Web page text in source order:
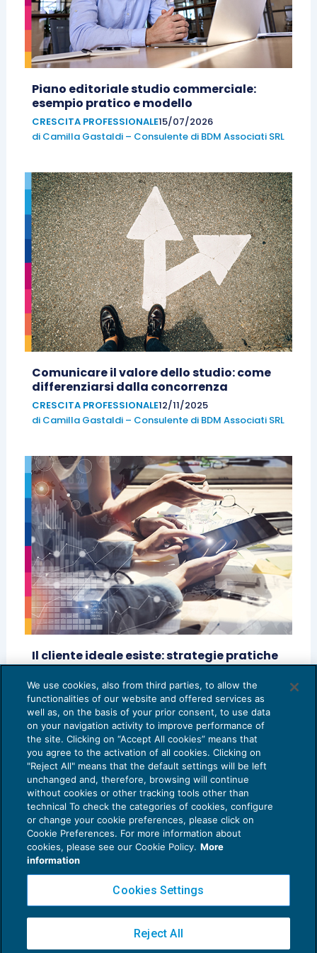
Piano editoriale studio commerciale:
esempio pratico e modello
CRESCITA PROFESSIONALE15/07/2026
di Camilla Gastaldi – Consulente di BDM Associati SRL
Comunicare il valore dello studio: come
differenziarsi dalla concorrenza
CRESCITA PROFESSIONALE12/11/2025
di Camilla Gastaldi – Consulente di BDM Associati SRL
Il cliente ideale esiste: strategie pratiche
per trovarlo e fidelizzarlo
CRESCITA PROFESSIONALE09/06/2025
diCamilla Gastaldi – Consulente di BDM Associati SRL
Privacy Policy
Cookie Policy
Copyright 2016 ©Gruppo Euroconference S.p.A.v2.32.4
Piazza Luigi Einaudi, 10N01 - 20124 Milano - info@ecnews.it
We use cookies, also from third parties, to allow the
functionalities of our website and offered services as
well as, on the basis of your prior consent, to use data
on your navigation activity to improve performance of
the site. Clicking on “Accept All cookies” means that
you agree to the activation of all cookies. Clicking on
"Reject All" means that the default settings will be left
unchanged and, therefore, browsing will continue
without cookies or other tracking tools other than
technical To check the categories of cookies, configure
or change your cookie preferences, please click on
Cookie Preferences. For more information about
cookies, please see our Cookie Policy. More
information
Cookies Settings
Reject All